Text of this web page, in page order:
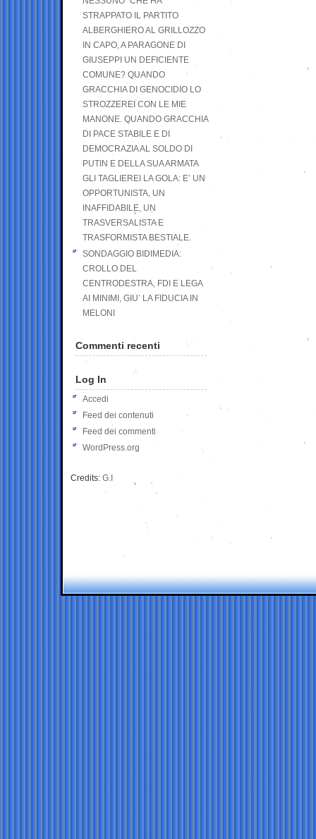
STRAPPATO IL PARTITO
ALBERGHIERO AL GRILLOZZO
IN CAPO, A PARAGONE DI
GIUSEPPI UN DEFICIENTE
COMUNE? QUANDO
GRACCHIA DI GENOCIDIO LO
STROZZEREI CON LE MIE
MANONE. QUANDO GRACCHIA
DI PACE STABILE E DI
DEMOCRAZIA AL SOLDO DI
PUTIN E DELLA SUA ARMATA
GLI TAGLIEREI LA GOLA: E’ UN
OPPORTUNISTA, UN
INAFFIDABILE, UN
TRASVERSALISTA E
TRASFORMISTA BESTIALE.
SONDAGGIO BIDIMEDIA:
CROLLO DEL
CENTRODESTRA, FDI E LEGA
AI MINIMI, GIU’ LA FIDUCIA IN
MELONI
Commenti recenti
Log In
Accedi
Feed dei contenuti
Feed dei commenti
WordPress.org
Credits: G.I